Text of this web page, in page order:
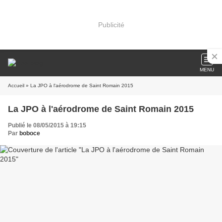
Publicité
MENU
Accueil » La JPO à l'aérodrome de Saint Romain 2015
La JPO à l'aérodrome de Saint Romain 2015
Publié le 08/05/2015 à 19:15
Par boboce